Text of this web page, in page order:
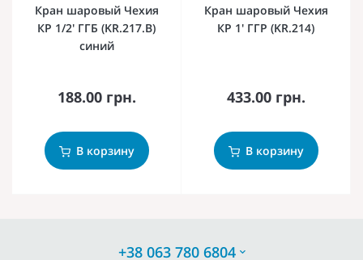
Кран шаровый Чехия
КР 1/2' ГГБ (KR.217.B)
синий
188.00 грн.
В корзину
Кран шаровый Чехия
КР 1' ГГР (KR.214)
433.00 грн.
В корзину
+38 063 780 6804